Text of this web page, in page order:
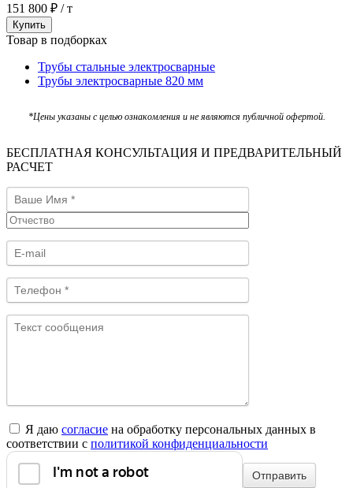
151 800 ₽ / т
Купить
Товар в подборках
Трубы стальные электросварные
Трубы электросварные 820 мм
*Цены указаны с целью ознакомления и не являются публичной офертой.
БЕСПЛАТНАЯ КОНСУЛЬТАЦИЯ И ПРЕДВАРИТЕЛЬНЫЙ
РАСЧЕТ
Я даю согласие на обработку персональных данных в
соответствии с политикой конфиденциальности